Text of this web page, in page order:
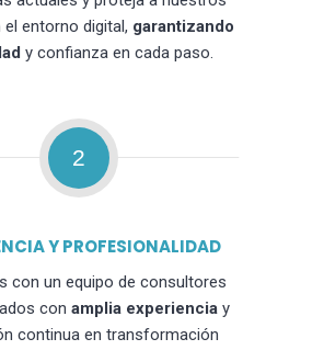
entorno digital, garantizando
y confianza en cada paso.
2
Y PROFESIONALIDAD
con un equipo de consultores
con amplia experienciay
continua en transformación